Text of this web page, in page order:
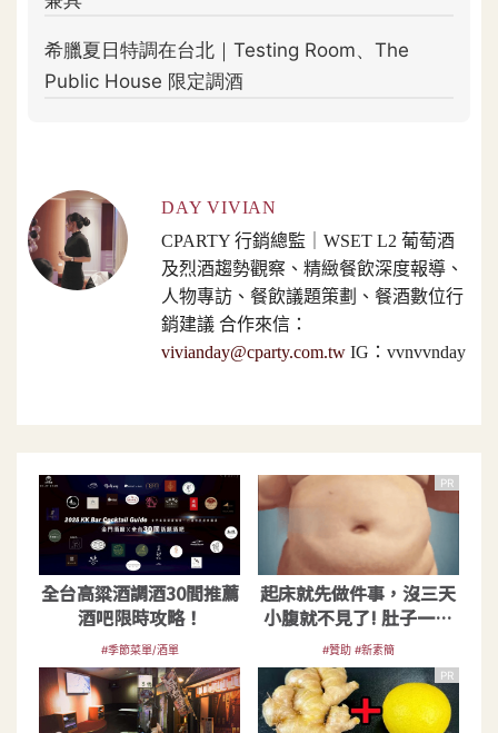
DAY VIVIAN
CPARTY 行銷總監｜WSET L2 葡萄酒
及烈酒趨勢觀察、精緻餐飲深度報導、
人物專訪、餐飲議題策劃、餐酒數位行
銷建議 合作來信：
vivianday@cparty.com.tw IG：vvnvvnday
全台高粱酒調酒30間推薦
酒吧限時攻略！
#季節菜單/酒單
PR
起床就先做件事，沒三天
小腹就不見了! 肚子一天
天變小！
#贊助 #新素簡
PR